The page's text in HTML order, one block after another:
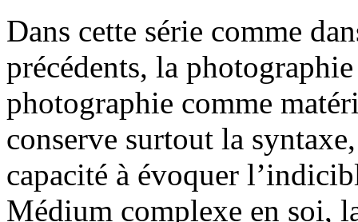
Dans cette série comme
précédents, la
photographie comme
conserve surtout la
capacité à évoquer
Médium complexe en soi,